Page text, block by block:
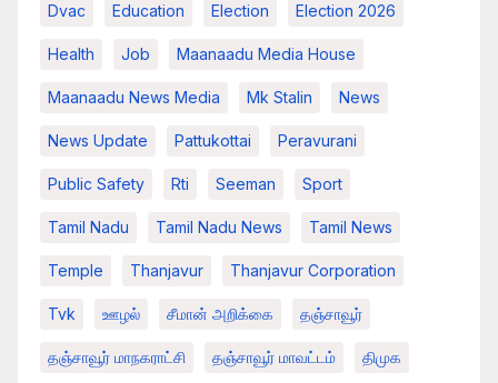
Dvac Education Election Election 2026
Health Job Maanaadu Media House
Maanaadu News Media Mk Stalin News
News Update Pattukottai Peravurani
Public Safety Rti Seeman Sport
Tamil Nadu Tamil Nadu News Tamil News
Temple Thanjavur Thanjavur Corporation
Tvk ஊழல் சீமான் அறிக்கை தஞ்சாவூர்
தஞ்சாவூர் மாநகராட்சி தஞ்சாவூர் மாவட்டம் திமுக